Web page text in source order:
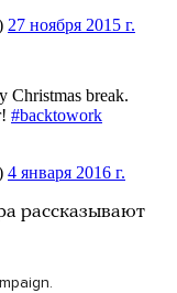
рассказывают